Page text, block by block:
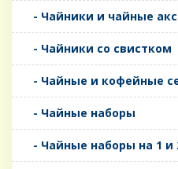
- Чайники и чайные
- Чайники со свистком
- Чайные и кофейные
- Чайные наборы
- Чайные наборы на 1 и